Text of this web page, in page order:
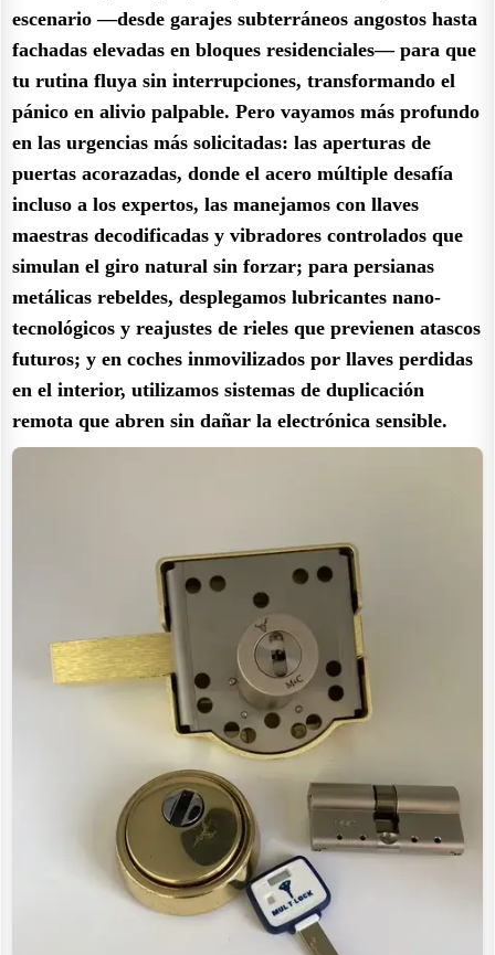
escenario —desde garajes subterráneos angostos hasta
fachadas elevadas en bloques residenciales— para que
tu rutina fluya sin interrupciones, transformando el
pánico en alivio palpable. Pero vayamos más profundo
en las urgencias más solicitadas: las aperturas de
puertas acorazadas, donde el acero múltiple desafía
incluso a los expertos, las manejamos con llaves
maestras decodificadas y vibradores controlados que
simulan el giro natural sin forzar; para persianas
metálicas rebeldes, desplegamos lubricantes nano-
tecnológicos y reajustes de rieles que previenen atascos
futuros; y en coches inmovilizados por llaves perdidas
en el interior, utilizamos sistemas de duplicación
remota que abren sin dañar la electrónica sensible.